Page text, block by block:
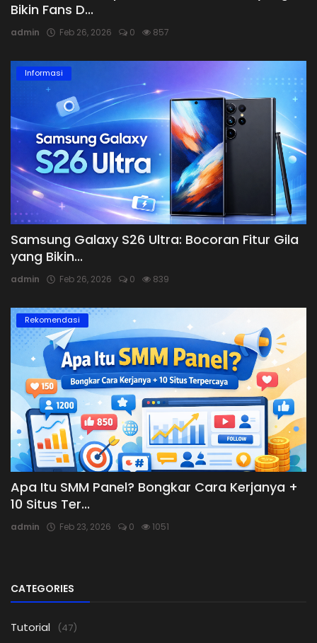
Bikin Fans D...
admin Feb 26, 2026 0 857
Informasi
Samsung Galaxy S26 Ultra: Bocoran Fitur Gila
yang Bikin...
admin Feb 26, 2026 0 839
Rekomendasi
Apa Itu SMM Panel? Bongkar Cara Kerjanya +
10 Situs Ter...
admin Feb 23, 2026 0 1051
CATEGORIES
Tutorial (47)